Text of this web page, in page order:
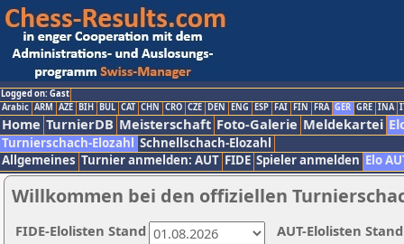
Logged on: Gast
Arabic ARM AZE BIH BUL CAT CHN CRO CZE DEN ENG ESP FAI FIN FRA GER GRE INA
Home TurnierDB Meisterschaft Foto-Galerie Meldekartei
Turnierschach-Elozahl Schnellschach-Elozahl
Allgemeines Turnier anmelden: AUT FIDE Spieler anmelden Elo
Willkommen bei den offiziellen
AUT-Elolisten
FIDE-Elolisten Stand